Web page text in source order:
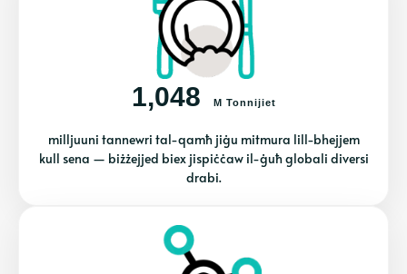
1,048 M Tonnijiet
milljuuni tannewri tal-qamħ jiġu mitmura lill-bhejjem
kull sena — biżżejjed biex jispiċċaw il-ġuħ globali diversi
drabi.